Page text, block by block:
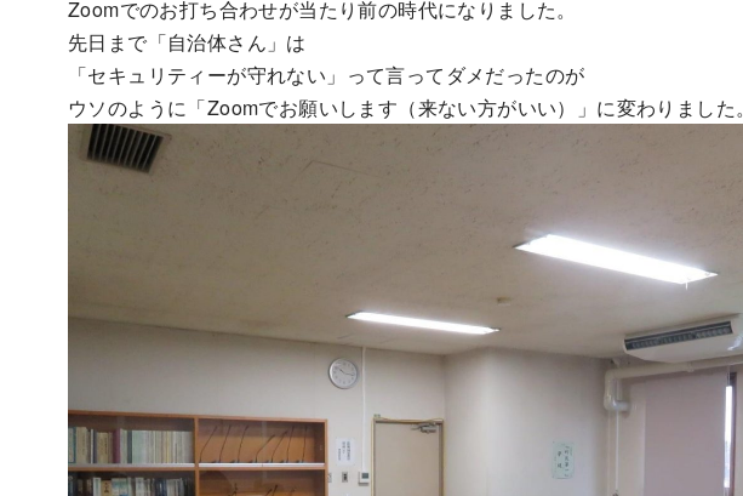
Zoomでのお打ち合わせが当たり前の時代になりました。
先日まで「自治体さん」は
「セキュリティーが守れない」って言ってダメだったのが
ウソのように「Zoomでお願いします（来ない方がいい）」に変わりました。